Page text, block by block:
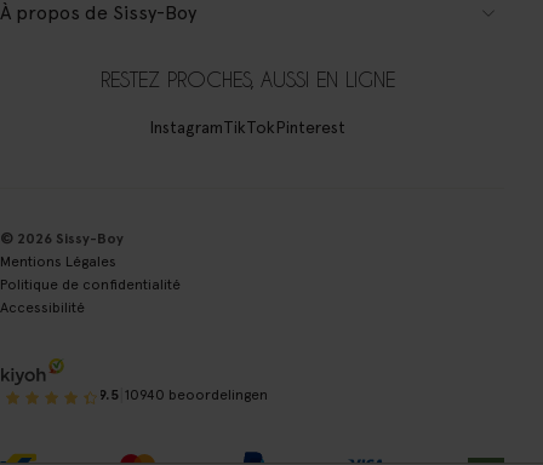
À propos de Sissy-Boy
RESTEZ PROCHES, AUSSI EN LIGNE
InstagramTikTokPinterest
© 2026 Sissy-Boy
Mentions Légales
Politique de confidentialité
Accessibilité
9.5 10940 beoordelingen